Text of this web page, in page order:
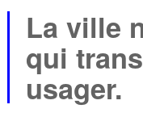
La ville
qui
usager.